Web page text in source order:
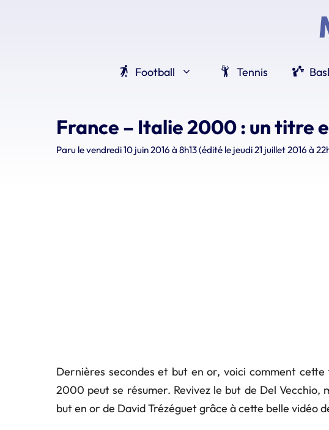
Football
Tennis
France – Italie 2000 : un titre
Paru levendredi 10 juin 2016 à 8h13(édité le jeudi 21 juillet 2016 à
Dernières secondes et but en or, voici comment cette
2000 peut se résumer. Revivez le but de Del
but en or de David Trézéguet grâce à cette belle vidéo